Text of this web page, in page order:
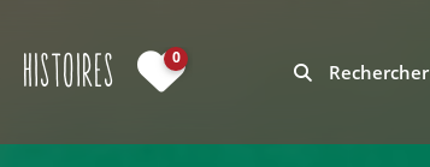
Histoires 0
Rechercher